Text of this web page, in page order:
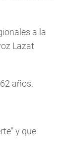
a la
Lazat
años.
y que